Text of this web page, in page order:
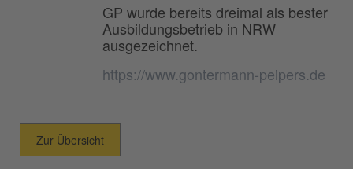
GP wurde bereits dreimal als bester
Ausbildungsbetrieb in NRW
ausgezeichnet.
https://www.gontermann-peipers.de
Zur Übersicht